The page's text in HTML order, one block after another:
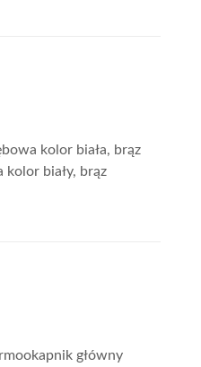
kolor biała, brąz
kolor biały, brąz
główny